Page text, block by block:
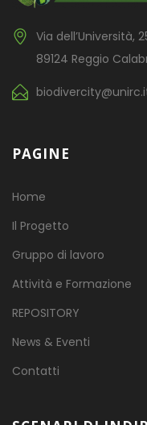
Via dell’Università,
89124 Reggio
PAGINE
Home
Il Progetto
Gruppo di lavoro
Attività e Formazione
REPOSITORY
News & Eventi
Contatti